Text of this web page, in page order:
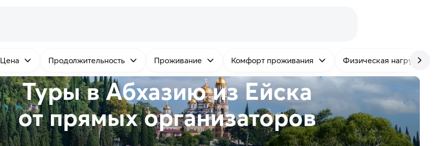
Цена Продолжительность Проживание Комфорт проживания Физическая нагрузка
Туры в Абхазию из Ейска
отпрямыхорганизаторов